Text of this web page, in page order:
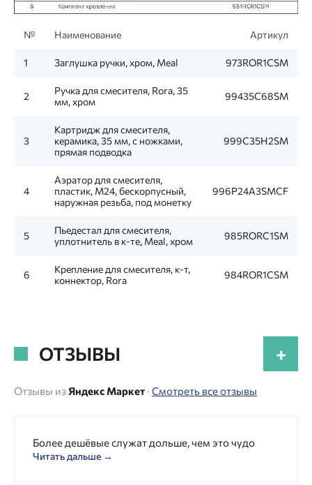
№ Наименование Артикул
1 Заглушка ручки, хром, Meal 973ROR1CSM
2
Ручка для смесителя, Rora, 35
мм, хром
99435C68SM
3
Картридж для смесителя,
керамика, 35 мм, с ножками,
прямая подводка
999C35H2SM
4
Аэратор для смесителя,
пластик, M24, бескорпусный,
наружная резьба, под монетку
996P24A3SMCF
5
Пьедестал для смесителя,
уплотнитель в к-те, Meal, хром
985RORC1SM
6
Крепление для смесителя, к-т,
коннектор, Rora
984ROR1CSM
ОТЗЫВЫ +
Отзывы из Яндекс Маркет · Смотреть все отзывы
Более дешёвые служат дольше, чем это чудо
Читать дальше →